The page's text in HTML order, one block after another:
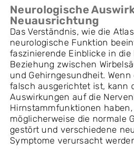
Neurologische
Neuausrichtung
Das Verständnis, wie die
neurologische Funktion
faszinierende Einblicke in die
Beziehung zwischen
und Gehirngesundheit.
falsch ausgerichtet ist, kann
Auswirkungen auf die
Hirnstammfunktionen
möglicherweise die normale
gestört und verschiedene
Symptome verursacht